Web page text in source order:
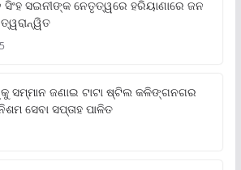
ସିଂହ ସଇନୀଙ୍କ ନେତୃତ୍ୱରେ ହରିୟାଣାରେ ଜନ
ସମ୍ମାନ ଜଣାଇ ଟାଟା ଷ୍ଟିଲ କଳିଙ୍ଗନଗର
ସେବା ସପ୍ତାହ ପାଳିତ